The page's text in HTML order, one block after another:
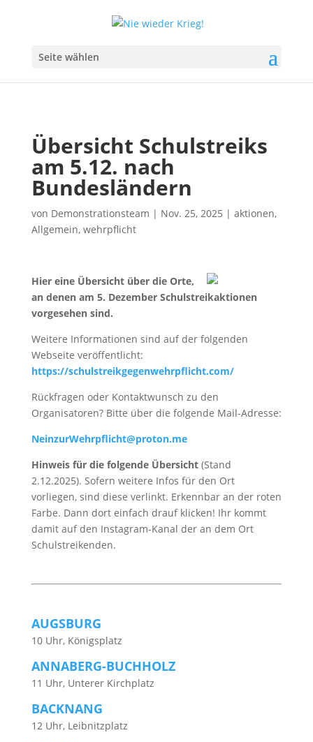
Seite wählen
Übersicht Schulstreiks
am 5.12. nach
Bundesländern
von Demonstrationsteam | Nov. 25, 2025 | aktionen,
Allgemein, wehrpflicht
Hier eine Übersicht über die Orte,
an denen am 5. Dezember Schulstreikaktionen
vorgesehen sind.
Weitere Informationen sind auf der folgenden
Webseite veröffentlicht:
https://schulstreikgegenwehrpflicht.com/
Rückfragen oder Kontaktwunsch zu den
Organisatoren? Bitte über die folgende Mail-Adresse:
NeinzurWehrpflicht@proton.me
Hinweis für die folgende Übersicht(Stand
2.12.2025). Sofern weitere Infos für den Ort
vorliegen, sind diese verlinkt. Erkennbar an der roten
Farbe. Dann dort einfach drauf klicken! Ihr kommt
damit auf den Instagram-Kanal der an dem Ort
Schulstreikenden.
AUGSBURG
10 Uhr, Königsplatz
ANNABERG-BUCHHOLZ
11 Uhr, Unterer Kirchplatz
BACKNANG
12 Uhr, Leibnitzplatz